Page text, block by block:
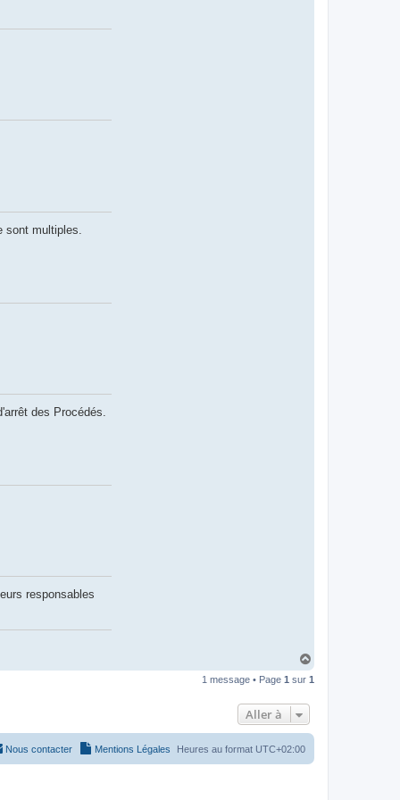
sont multiples.
des Procédés.
responsables
u
1 message • Page 1 sur 1
Aller à
Heures au format UTC+02:00
Mentions Légales
Nous contacter